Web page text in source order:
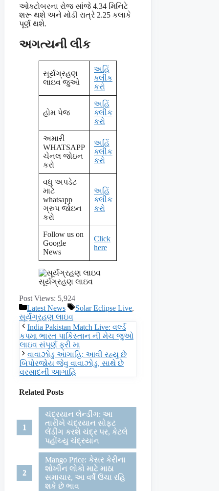
ઓક્ટોબરના રોજ સાંજે 4.34 મિનિટે
શરૂ થશે અને મોડી રાત્રે 2.25 કલાકે
પૂર્ણ થશે.
અગત્યની લીંક
સૂર્યગ્રહણ
લાઇવ જુઓ
અહિં
ક્લીક
કરો
હોમ પેજ
અહિં
ક્લીક
કરો
અમારી
WHATSAPP
ચેનલ જોઇન
કરો
અહિં
ક્લીક
કરો
વધુ અપડેટ
માટે
whatsapp
ગ્રુપ જોઇન
કરો
અહિં
ક્લીક
કરો
Follow us on
Google
News
Click
here
સૂર્યગ્રહણ લાઇવ
Post Views: 5,924
Categories
Latest News Tags
Solar Eclipse Live,
સૂર્યગ્રહણ લાઇવ
India Pakistan Match Live: વર્લ્ડ
કપમા ભારત પાકિસ્તાન ની મેચ જુઓ
લાઇવ સંપૂર્ણ ફ્રી મા
વાવાઝોડુ આગાહિ: આવી રહ્યુ છે
બિપોરજોય જેવુ વાવાઝોડુ, સાથે છે
વરસાદની આગાહિ
Related Posts
ચંદ્રયાન લેન્ડીંગ: આ
તારીખે ચંદ્રયાન સોફટ
લેંડીંગ કરશે ચંદ્ર પર, કેટલે
પહોંચ્યુ ચંદ્રયાન
Mango Price: કેસર કેરીના
શોખીન લોકો માટે માઠા
સમાચાર, આ વર્ષે ઉંચા રહિ
શકે છે ભાવ